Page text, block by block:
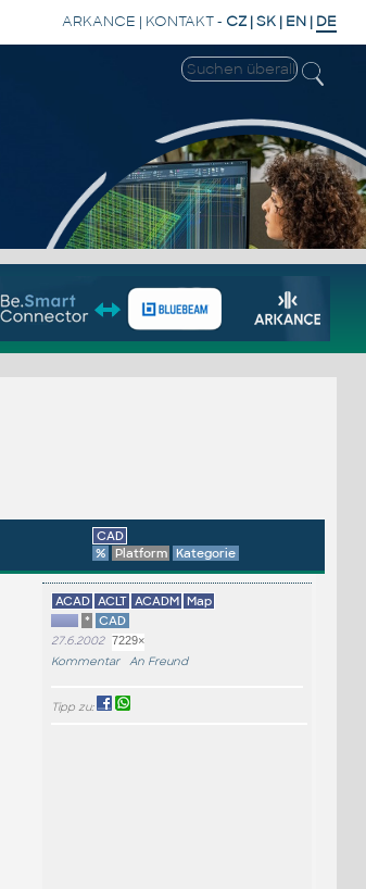
ARKANCE | KONTAKT- CZ |SK | EN | DE
CAD
%
Platform Kategorie
ACAD ACLT ACADM Map
*
CAD
27.6.2002 7229×
Kommentar An Freund
Tipp zu: